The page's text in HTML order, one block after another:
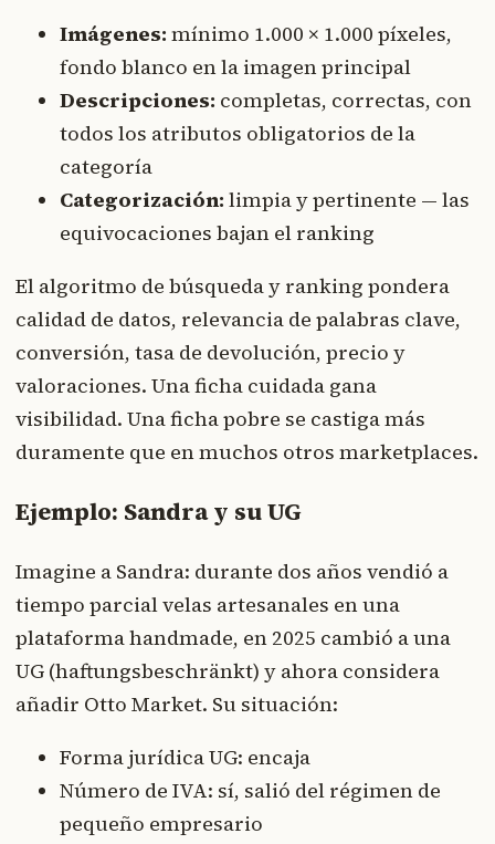
Imágenes: mínimo 1.000 × 1.000 píxeles,
fondo blanco en la imagen principal
Descripciones: completas, correctas, con
todos los atributos obligatorios de la
categoría
Categorización: limpia y pertinente — las
equivocaciones bajan el ranking
El algoritmo de búsqueda y ranking pondera
calidad de datos, relevancia de palabras clave,
conversión, tasa de devolución, precio y
valoraciones. Una ficha cuidada gana
visibilidad. Una ficha pobre se castiga más
duramente que en muchos otros marketplaces.
Ejemplo: Sandra y su UG
Imagine a Sandra: durante dos años vendió a
tiempo parcial velas artesanales en una
plataforma handmade, en 2025 cambió a una
UG (haftungsbeschränkt) y ahora considera
añadir Otto Market. Su situación:
Forma jurídica UG: encaja
Número de IVA: sí, salió del régimen de
pequeño empresario